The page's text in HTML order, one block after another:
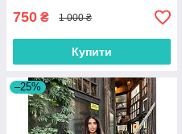
750 ₴ 1 000 ₴
Купити
–25%